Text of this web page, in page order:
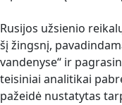
Rusijos užsienio
šį žingsnį,
vandenyse“ ir
teisiniai analitikai
pažeidė nustatytas